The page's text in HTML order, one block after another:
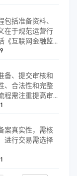
括准备资料、
在于规范运营行
《互联网金融监
备、提交审核和
、合法性和完整
程需注重提高审
康发展。
案真实性，需核
进行交易需选择